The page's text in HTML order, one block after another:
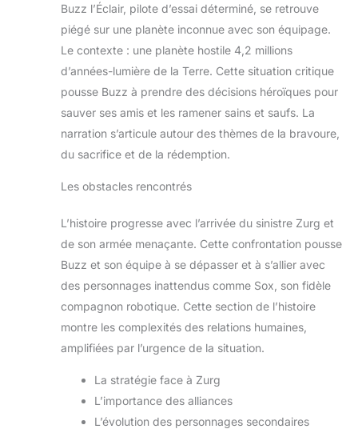
Buzz l’Éclair, pilote d’essai déterminé, se retrouve
piégé sur une planète inconnue avec son équipage.
Le contexte : une planète hostile 4,2 millions
d’années-lumière de la Terre. Cette situation critique
pousse Buzz à prendre des décisions héroïques pour
sauver ses amis et les ramener sains et saufs. La
narration s’articule autour des thèmes de la bravoure,
du sacrifice et de la rédemption.
Les obstacles rencontrés
L’histoire progresse avec l’arrivée du sinistre Zurg et
de son armée menaçante. Cette confrontation pousse
Buzz et son équipe à se dépasser et à s’allier avec
des personnages inattendus comme Sox, son fidèle
compagnon robotique. Cette section de l’histoire
montre les complexités des relations humaines,
amplifiées par l’urgence de la situation.
La stratégie face à Zurg
L’importance des alliances
L’évolution des personnages secondaires